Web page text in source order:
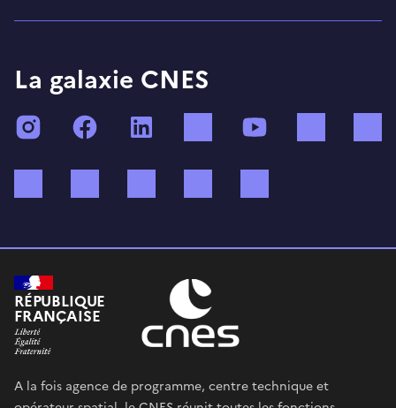
La galaxie CNES
InstagramFacebook TikTok
RÉPUBLIQUE
FRANÇAISE
A la fois agence de programme, centre technique et